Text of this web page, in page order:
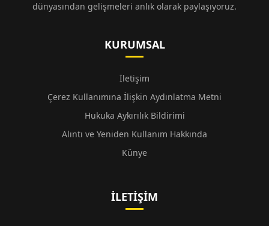
dünyasından gelişmeleri anlık olarak paylaşıyoruz.
KURUMSAL
İletişim
Çerez Kullanımına İlişkin Aydınlatma Metni
Hukuka Aykırılık Bildirimi
Alıntı ve Yeniden Kullanım Hakkında
Künye
İLETIŞIM